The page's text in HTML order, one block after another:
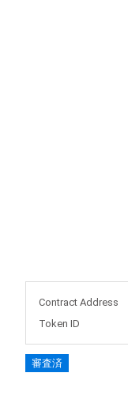
Contract Address
Token ID
審査済